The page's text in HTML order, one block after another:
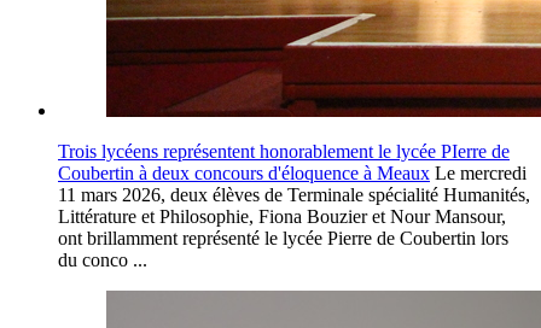
Trois lycéens représentent honorablement le lycée PIerre de
Coubertin à deux concours d'éloquence à Meaux Le mercredi
11 mars 2026, deux élèves de Terminale spécialité Humanités,
Littérature et Philosophie, Fiona Bouzier et Nour Mansour,
ont brillamment représenté le lycée Pierre de Coubertin lors
du conco ...